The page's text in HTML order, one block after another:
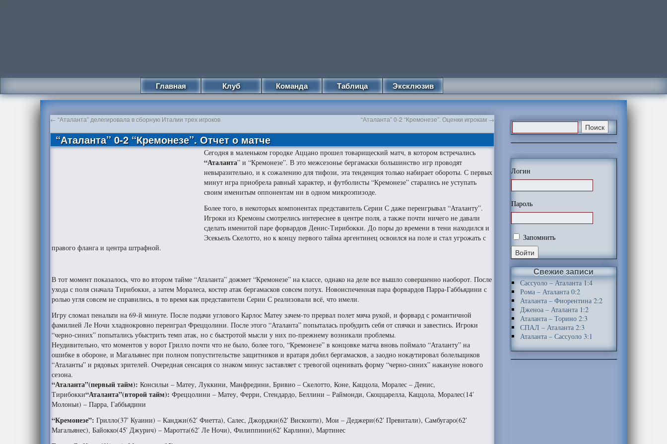
Главная Клуб Команда Таблица Эксклюзив
← “Аталанта” делегировала в сборную Италии трех игроков “Аталанта” 0-2 “Кремонезе”. Оценки игрокам →
“Аталанта” 0-2 “Кремонезе”. Отчет о матче
Сегодня в маленьком городке Аццано прошел товарищеский матч, в котором встречались
“Аталанта” и “Кремонезе”. В это межсезонье бергамаски большинство игр проводят
невыразительно, и к сожалению для тифози, эта тенденция только набирает обороты. С первых
минут игра приобрела равный характер, и футболисты “Кремонезе” старались не уступать
своим именитым оппонентам ни в одном микроэпизоде.
Более того, в некоторых компонентах представитель Серии С даже переигрывал “Аталанту”.
Игроки из Кремоны смотрелись интереснее в центре поля, а также почти ничего не давали
сделать именитой паре форвардов Денис-Тирибокки. До поры до времени в тени находился и
Эсекьель Скелотто, но к концу первого тайма аргентинец освоился на поле и стал угрожать с
правого фланга и центра штрафной.
В тот момент показалось, что во втором тайме “Аталанта” дожмет “Кремонезе” на классе, однако на деле все вышло совершенно наоборот. После
ухода с поля сначала Тирибокки, а затем Моралеса, костер атак бергамасков совсем потух. Новоиспеченная пара форвардов Парра-Габбьядини с
ролью угля совсем не справились, в то время как представители Серии С реализовали всё, что имели.
Игру сломал пенальти на 69-й минуте. После подачи углового Карлос Матеу зачем-то прервал полет мяча рукой, и форвард с романтичной
фамилией Ле Ночи хладнокровно переиграл Фреццолини. После этого “Аталанта” попыталась пробудить себя от спячки и завестись. Игроки
“черно-синих” попытались убыстрить темп атак, но с быстротой мысли у них по-прежнему возникали проблемы.
Неудивительно, что моментов у ворот Грилло почти что не было, более того, “Кремонезе” в концовке матча вновь поймало “Аталанту” на
ошибке в обороне, и Магальянес при полном попустительстве защитников и вратаря добил бергамасков, а заодно нокаутировал болельщиков
“Аталанты” и рядовых зрителей. Очередная сенсация со знаком минус заставляет с тревогой оценивать форму “черно-синих” накануне нового
сезона.
“Аталанта”(первый тайм):Консильи – Матеу, Луккини, Манфредини, Бривио – Скелотто, Коне, Каццола, Моралес – Денис,
Тирибокки“Аталанта”(второй тайм):Фреццолини – Матеу, Ферри, Стендардо, Беллини – Раймонди, Скоццарелла, Каццола, Моралес(14′
Молоньи) – Парра, Габбьядини
“Кремонезе”:Грилло(37′ Куаини) – Канджи(62′ Фиетта), Салес, Джорджи(62′ Висконти), Мои – Деджери(62′ Превитали), Самбугаро(62′
Магальянес), Байокко(45′ Джурич) – Маротта(62′ Ле Ночи), Филиппини(62′ Карлини), Мартинес
Логин
Пароль
Запомнить
Свежие записи
Сассуоло – Аталанта 1:4
Рома – Аталанта 0:2
Аталанта – Фиорентина 2:2
Дженоа – Аталанта 1:2
Аталанта – Торино 2:3
СПАЛ – Аталанта 2:3
Аталанта – Сассуоло 3:1